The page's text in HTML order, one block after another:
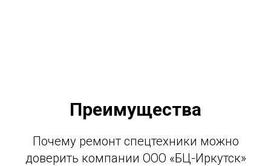
Преимущества
Почему ремонт спецтехники можно
доверить компании ООО «БЦ-Иркутск»